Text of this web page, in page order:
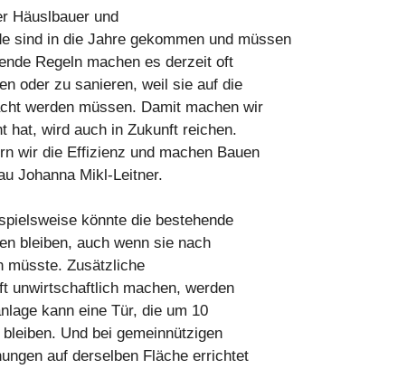
Häuslbauer und
sind in die Jahre gekommen und müssen
Regeln machen es derzeit oft
oder zu sanieren, weil sie auf die
werden müssen. Damit machen wir
hat, wird auch in Zukunft reichen.
wir die Effizienz und machen Bauen
Johanna Mikl-Leitner.
könnte die bestehende
bleiben, auch wenn sie nach
müsste. Zusätzliche
unwirtschaftlich machen, werden
kann eine Tür, die um 10
Und bei gemeinnützigen
auf derselben Fläche errichtet